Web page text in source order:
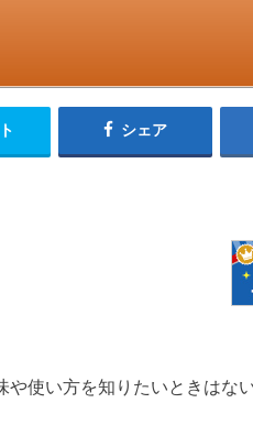
シェア
や使い方を知りたいときはな